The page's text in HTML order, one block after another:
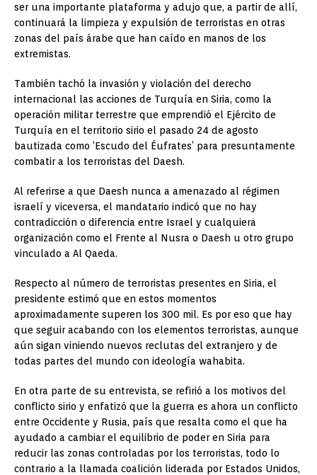
ser una importante plataforma y adujo que, a partir de allí,
continuará la limpieza y expulsión de terroristas en otras
zonas del país árabe que han caído en manos de los
extremistas.
También tachó la invasión y violación del derecho
internacional las acciones de Turquía en Siria, como la
operación militar terrestre que emprendió el Ejército de
Turquía en el territorio sirio el pasado 24 de agosto
bautizada como ‘Escudo del Éufrates’ para presuntamente
combatir a los terroristas del Daesh.
Al referirse a que Daesh nunca a amenazado al régimen
israelí y viceversa, el mandatario indicó que no hay
contradicción o diferencia entre Israel y cualquiera
organización como el Frente al Nusra o Daesh u otro grupo
vinculado a Al Qaeda.
Respecto al número de terroristas presentes en Siria, el
presidente estimó que en estos momentos
aproximadamente superen los 300 mil. Es por eso que hay
que seguir acabando con los elementos terroristas, aunque
aún sigan viniendo nuevos reclutas del extranjero y de
todas partes del mundo con ideología wahabita.
En otra parte de su entrevista, se refirió a los motivos del
conflicto sirio y enfatizó que la guerra es ahora un conflicto
entre Occidente y Rusia, país que resalta como el que ha
ayudado a cambiar el equilibrio de poder en Siria para
reducir las zonas controladas por los terroristas, todo lo
contrario a la llamada coalición liderada por Estados Unidos,